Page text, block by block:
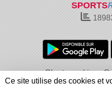
SPORTS
Charte cookies
Informations légales
Ce site utilise des cookies et